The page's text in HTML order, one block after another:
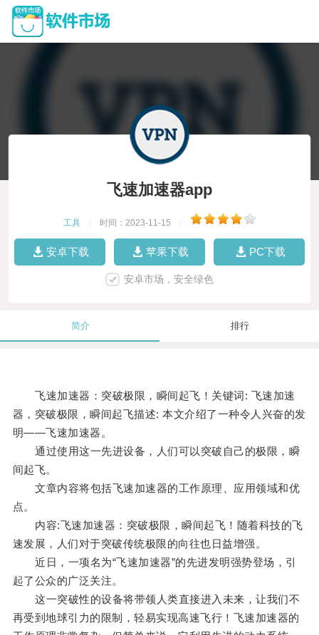
飞速加速器app
工具 时间：2023-11-15
安卓下载 苹果下载 PC下载
安卓市场，安全绿色
简介 排行
飞速加速器：突破极限，瞬间起飞！关键词: 飞速加速
器，突破极限，瞬间起飞描述: 本文介绍了一种令人兴奋的发
明——飞速加速器。
通过使用这一先进设备，人们可以突破自己的极限，瞬
间起飞。
文章内容将包括飞速加速器的工作原理、应用领域和优
点。
内容:飞速加速器：突破极限，瞬间起飞！随着科技的飞
速发展，人们对于突破传统极限的向往也日益增强。
近日，一项名为“飞速加速器”的先进发明强势登场，引
起了公众的广泛关注。
这一突破性的设备将带领人类直接进入未来，让我们不
再受到地球引力的限制，轻易实现高速飞行！飞速加速器的